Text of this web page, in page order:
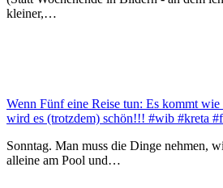
kleiner,…
Wenn Fünf eine Reise tun: Es kommt wie
wird es (trotzdem) schön!!! #wib #kreta
Sonntag. Man muss die Dinge nehmen,
alleine am Pool und…